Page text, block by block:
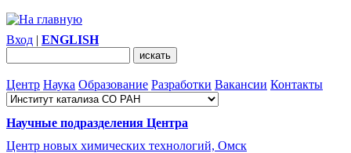
Вход | ENGLISH
Центр Наука Образование Разработки Вакансии Контакты
Научные подразделения Центра
Центр новых химических технологий, Омск